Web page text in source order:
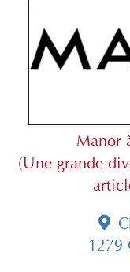
Manor
(Une grande
1279